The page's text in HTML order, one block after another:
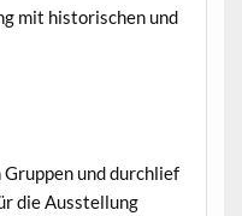
mit historischen und
und durchlief
die Ausstellung